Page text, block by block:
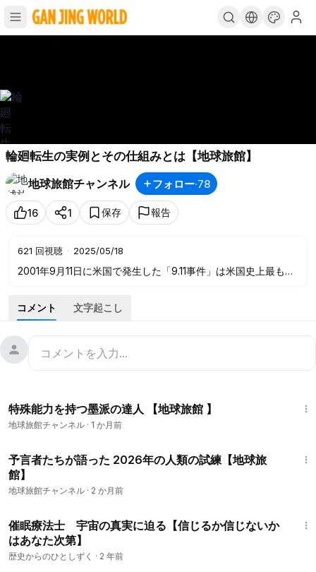
輪廻転生の実例とその仕組みとは【地球旅館】
地球旅館チャンネル
フォロー·78
16 1 保存 報告
621 回視聴 · 2025/05/18
2001年9月11日に米国で発生した「9.11事件」は米国史上最も有
しました。この事件は、ニューヨークとワシントンという2つ
の繁栄した都市に暗い影を落とし、実際に体験した生存者に決
が惜しまれる一方で、事件に関わったいくつかの輪廻転生の謎
を破る実例も現れました。
コメント 文字起こし
特殊能力を持つ墨派の達人 【地球旅館 】
地球旅館チャンネル · 1 か月前
予言者たちが語った 2026年の人類の試練【地球旅
館】
地球旅館チャンネル · 2 か月前
催眠療法士 宇宙の真実に迫る【信じるか信じないか
はあなた次第】
歴史からのひとしずく · 2 年前